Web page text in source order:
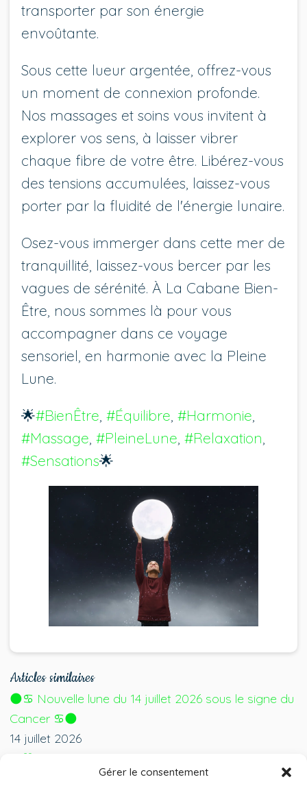
Gérer le consentement
transporter par son énergie
envoûtante.
Sous cette lueur argentée, offrez-vous
un moment de connexion profonde.
Nos massages et soins vous invitent à
explorer vos sens, à laisser vibrer
chaque fibre de votre être. Libérez-vous
des tensions accumulées, laissez-vous
porter par la fluidité de l'énergie lunaire.
Osez-vous immerger dans cette mer de
tranquillité, laissez-vous bercer par les
vagues de sérénité. À La Cabane Bien-
Être, nous sommes là pour vous
accompagner dans ce voyage
sensoriel, en harmonie avec la Pleine
Lune.
🌟#BienÊtre , #Équilibre , #Harmonie
#Massage , #PleineLune , #Relaxation
#Sensations🌟
Articles similaires
🌑♋ Nouvelle lune du 14 juillet 2026 sous le signe du
Cancer ♋🌑
14 juillet 2026
🎩💙 Fête des pères : faites découvrir La Cabane
Bien Être à votre papa 💙🎩